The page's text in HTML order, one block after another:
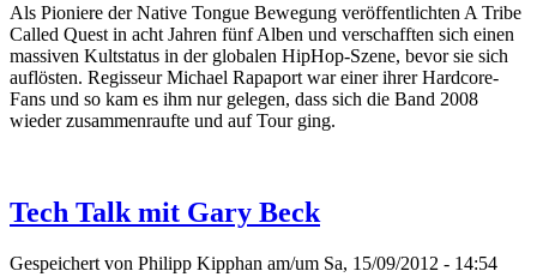
Als Pioniere der Native Tongue Bewegung veröffentlichten A Tribe
Called Quest in acht Jahren fünf Alben und verschafften sich einen
massiven Kultstatus in der globalen HipHop-Szene, bevor sie sich
auflösten. Regisseur Michael Rapaport war einer ihrer Hardcore-
Fans und so kam es ihm nur gelegen, dass sich die Band 2008
wieder zusammenraufte und auf Tour ging.
Tech Talk mit Gary Beck
Gespeichert von Philipp Kipphan am/um Sa, 15/09/2012 - 14:54